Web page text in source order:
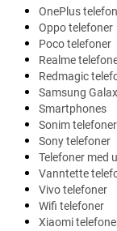
OnePlus
Oppo telefoner
Poco telefoner
Realme
Redmagic
Samsung
Smartphones
Sonim telefoner
Sony telefoner
Telefoner med
Vanntette
Vivo telefoner
Wifi telefoner
Xiaomi